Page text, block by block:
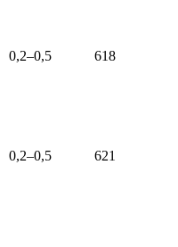
0,2–0,5 618
0,2–0,5 621